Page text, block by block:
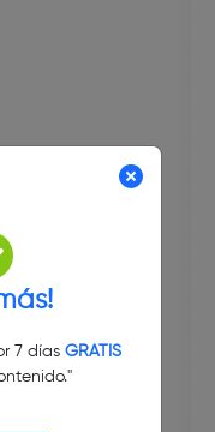
7 días GRATIS